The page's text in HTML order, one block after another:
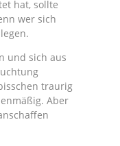
hat, sollte
wer sich
und sich aus
traurig
Aber